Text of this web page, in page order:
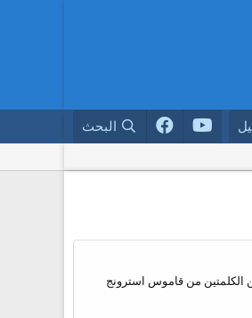
البحث
الكلمتين من قاموس استرونج